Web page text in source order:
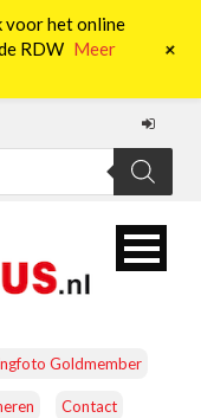
Goldmember
Contact
voor het online
RDW Meer
+